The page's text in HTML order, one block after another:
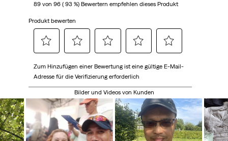
89 von 96 ( 93 %) Bewertern empfehlen dieses Produkt
Produkt bewerten
um
den
mit
1
Stern
zu
um
den
Artikel
mit
2
Sternen
zu
um
den
Artikel
mit
3
Sternen
zu
um
den
Artikel
mit
4
Sternen
zu
um
mit
5
Sternen
zu
Zum Hinzufügen einer Bewertung ist eine gültige E-Mail-
Adresse für die Verifizierung erforderlich
Bilder und Videos von Kunden